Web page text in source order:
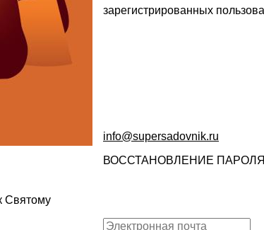
Святому
зарегистрированных
info@supersadovnik.ru
ВОССТАНОВЛЕНИЕ ПАРОЛЯ